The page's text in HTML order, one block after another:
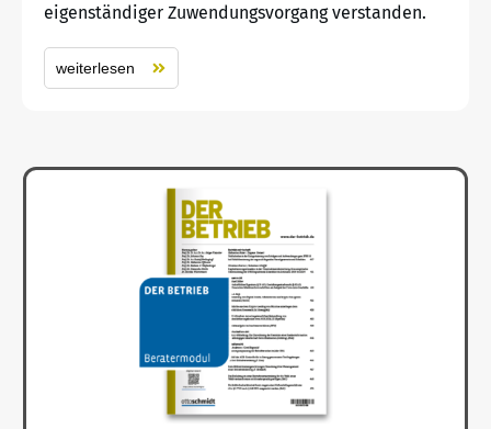
eigenständiger Zuwendungsvorgang verstanden.
weiterlesen